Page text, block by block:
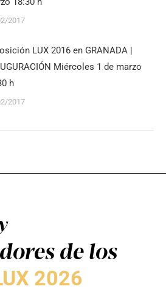
2017
LUX 2016 en GRANADA |
Miércoles 1 de marzo
h
2017
de los
2026